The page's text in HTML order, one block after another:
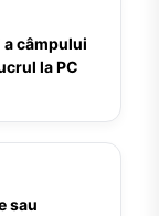
a câmpului
la PC
sau